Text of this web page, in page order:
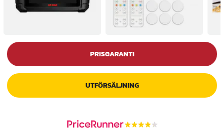
PRISGARANTI
UTFÖRSÄLJNING